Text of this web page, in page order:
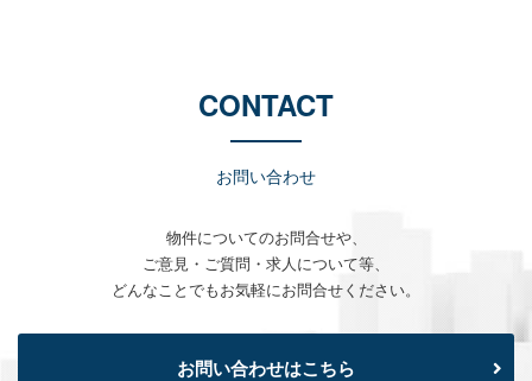
CONTACT
お問い合わせ
物件についてのお問合せや、
ご意見・ご質問・求人について等、
どんなことでもお気軽にお問合せください。
お問い合わせはこちら